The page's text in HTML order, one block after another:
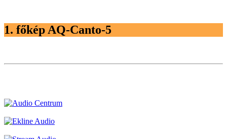
1. főkép AQ-Canto-5